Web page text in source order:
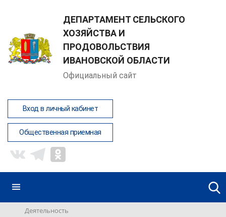
ДЕПАРТАМЕНТ СЕЛЬСКОГО
ХОЗЯЙСТВА И
ПРОДОВОЛЬСТВИЯ
ИВАНОВСКОЙ ОБЛАСТИ
Официальный сайт
Вход в личный кабинет
Общественная приемная
Деятельность